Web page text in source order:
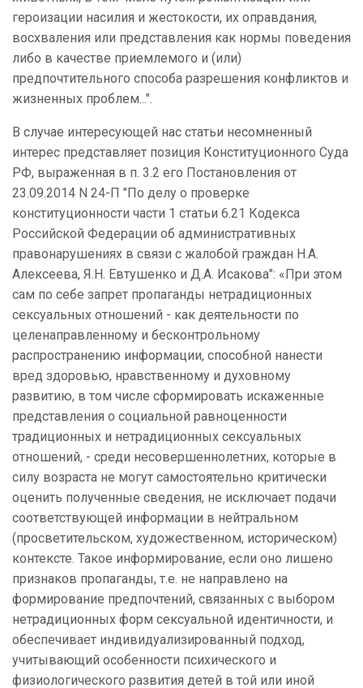
героизации насилия и жестокости, их оправдания,
восхваления или представления как нормы поведения
либо в качестве приемлемого и (или)
предпочтительного способа разрешения конфликтов и
жизненных проблем...".
В случае интересующей нас статьи несомненный
интерес представляет позиция Конституционного Суда
РФ, выраженная в п. 3.2 его Постановления от
23.09.2014 N 24-П "По делу о проверке
конституционности части 1 статьи 6.21 Кодекса
Российской Федерации об административных
правонарушениях в связи с жалобой граждан Н.А.
Алексеева, Я.Н. Евтушенко и Д.А. Исакова": «При этом
сам по себе запрет пропаганды нетрадиционных
сексуальных отношений - как деятельности по
целенаправленному и бесконтрольному
распространению информации, способной нанести
вред здоровью, нравственному и духовному
развитию, в том числе сформировать искаженные
представления о социальной равноценности
традиционных и нетрадиционных сексуальных
отношений, - среди несовершеннолетних, которые в
силу возраста не могут самостоятельно критически
оценить полученные сведения, не исключает подачи
соответствующей информации в нейтральном
(просветительском, художественном, историческом)
контексте. Такое информирование, если оно лишено
признаков пропаганды, т.е. не направлено на
формирование предпочтений, связанных с выбором
нетрадиционных форм сексуальной идентичности, и
обеспечивает индивидуализированный подход,
учитывающий особенности психического и
физиологического развития детей в той или иной